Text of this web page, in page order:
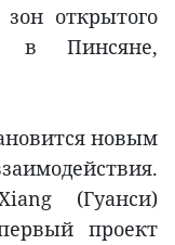
открытого
в Пинсяне,
новым
(Гуанси)
проект